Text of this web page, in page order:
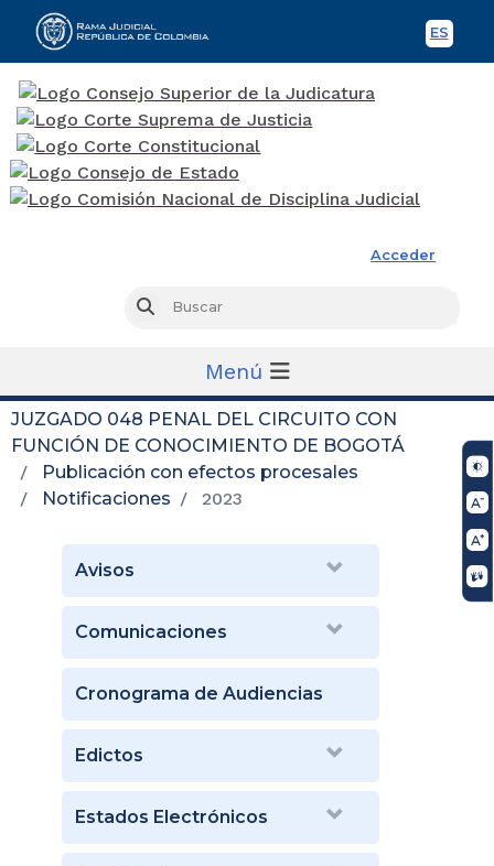
ES
Acceder
Buscar
Menú
JUZGADO 048 PENAL DEL CIRCUITO CON
FUNCIÓN DE CONOCIMIENTO DE BOGOTÁ
Publicación con efectos procesales
Notificaciones
2023
Avisos
Comunicaciones
Cronograma de Audiencias
Edictos
Estados Electrónicos